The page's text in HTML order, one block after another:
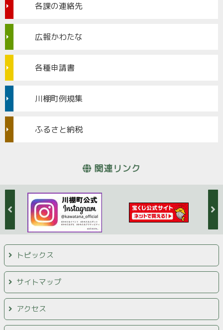
各課の連絡先
広報かわたな
各種申請書
川棚町例規集
ふるさと納税
関連リンク
トピックス
サイトマップ
アクセス